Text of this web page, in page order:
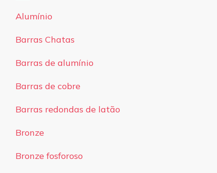
Alumínio
Barras Chatas
Barras de alumínio
Barras de cobre
Barras redondas de latão
Bronze
Bronze fosforoso